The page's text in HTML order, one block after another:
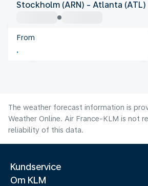
United States Of America
Atlanta
United States Of America
Stockholm (ARN) - Atlanta (ATL)
From
The weather forecast information is
Weather Online. Air France-KLM is not
reliability of this data.
Kundservice
Om KLM